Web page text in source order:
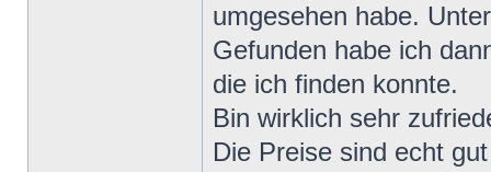
umgesehen habe.
Gefunden habe ich
die ich finden konnte.
Bin wirklich sehr
Die Preise sind echt